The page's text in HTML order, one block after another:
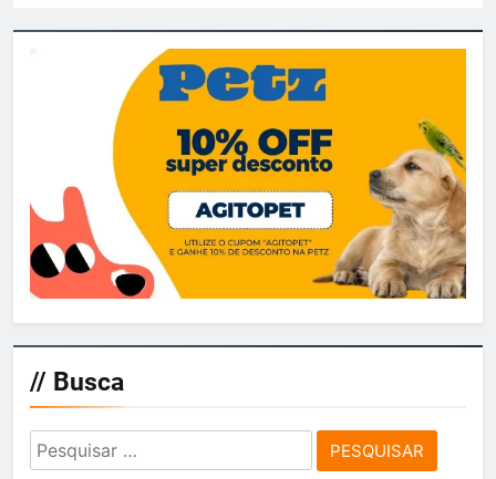
// Busca
Pesquisar
por: